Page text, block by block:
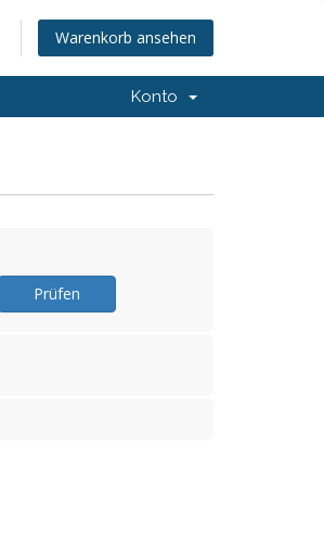
Warenkorb ansehen
Konto
Prüfen